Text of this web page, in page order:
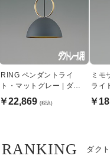
RING ペンダントライ
ト・マットグレー | ダク
トレール用
￥22,869 (税込)
ミモ
ライ
ル用
￥
ダク
RANKING